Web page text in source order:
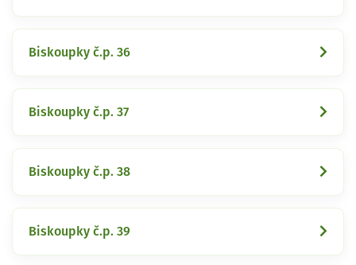
Biskoupky č.p. 36
Biskoupky č.p. 37
Biskoupky č.p. 38
Biskoupky č.p. 39